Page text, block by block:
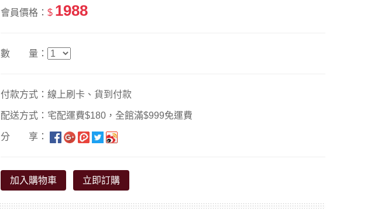
會員價格： $ 1988
數 量：
付款方式：線上刷卡、貨到付款
配送方式：宅配運費$180，全館滿$999免運費
分 享：
加入購物車 立即訂購